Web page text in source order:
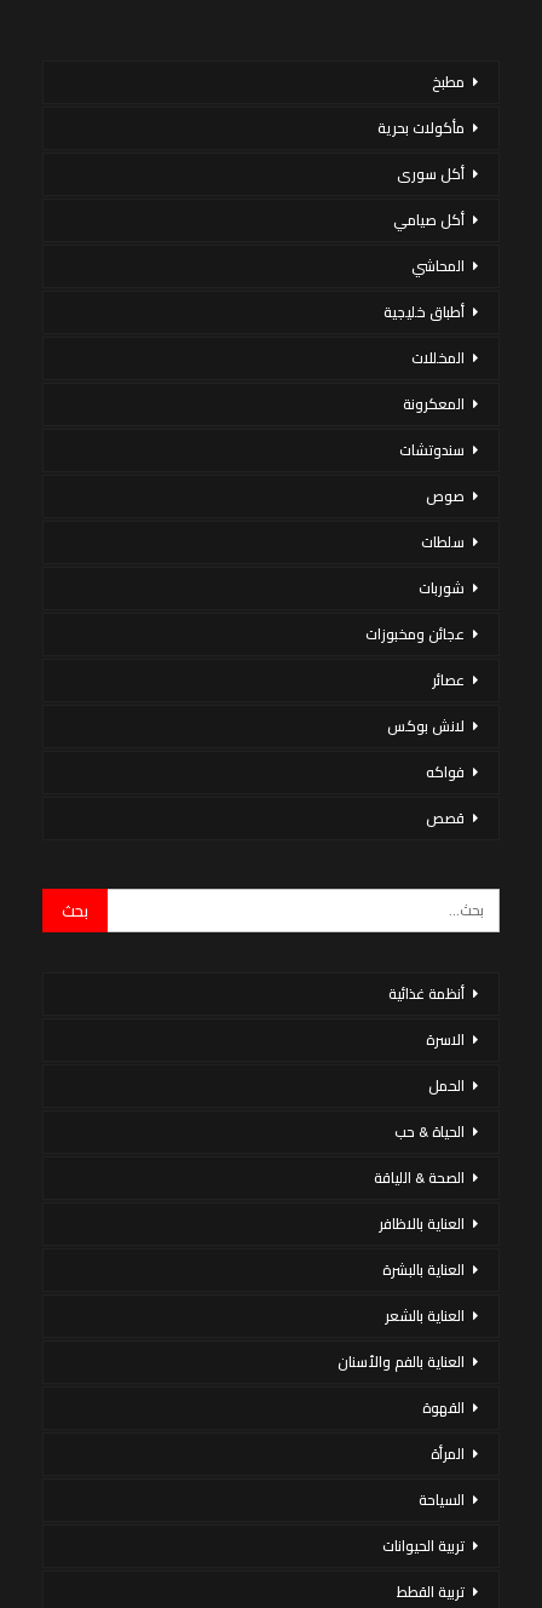
مطبخ
مأكولات بحرية
أكل سورى
أكل صيامي
المحاشي
أطباق خليجية
المخللات
المعكرونة
سندوتشات
صوص
سلطات
شوربات
عجائن ومخبوزات
عصائر
لانش بوكس
فواكه
قصص
أنظمة غذائية
الاسرة
الحمل
الحياة & حب
الصحة & اللياقة
العناية بالاظافر
العناية بالبشرة
العناية بالشعر
العناية بالفم والأسنان
القهوة
المرأة
السياحة
تربية الحيوانات
تربية القطط